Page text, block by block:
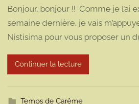
r
m
a
o
Bonjour, bonjour !! Comme je l’ai
semaine dernière, je vais
Nistisima pour vous proposer un
Continuer la lecture
Temps de Carême